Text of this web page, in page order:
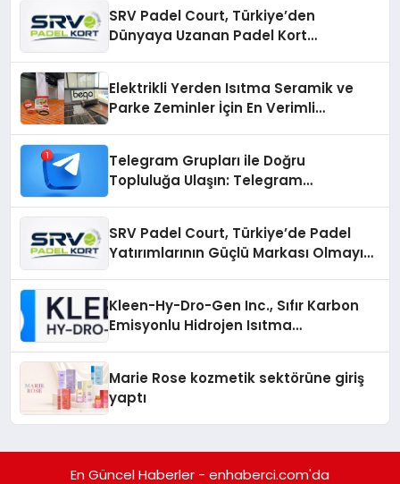
SRV Padel Court, Türkiye’den
Dünyaya Uzanan Padel Kort
Elektrikli Yerden Isıtma Seramik ve
Parke Zeminler İçin En Verimli
Telegram Grupları ile Doğru
Topluluğa Ulaşın: Telegram
SRV Padel Court, Türkiye’de Padel
Yatırımlarının Güçlü Markası Olmayı
Kleen-Hy-Dro-Gen Inc., Sıfır Karbon
Emisyonlu Hidrojen Isıtma
Marie Rose kozmetik sektörüne giriş
yaptı
En Güncel Haberler - enhaberci.com'da